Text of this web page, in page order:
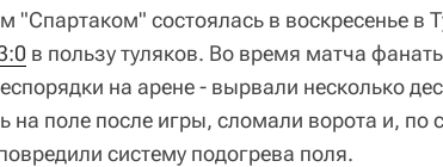
"Спартаком" состоялась в воскресенье в
в пользу туляков. Во время матча
на арене - вырвали несколько
на поле после игры, сломали ворота и, по
систему подогрева поля.